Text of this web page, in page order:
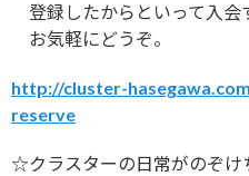
登録したからといって入会
お気軽にどうぞ。
http://cluster-
reserve
☆クラスターの日常がのぞけ